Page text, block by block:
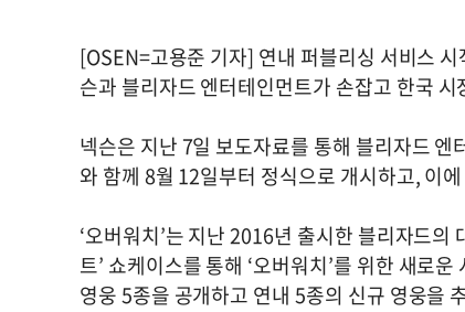
[OSEN=고용준 기자] 연내 퍼블리싱 서비스
슨과 블리자드 엔터테인먼트가 손잡고 한국
넥슨은 지난 7일 보도자료를 통해 블리자드 엔
와 함께 8월 12일부터 정식으로 개시하고, 이
‘오버워치’는 지난 2016년 출시한 블리자드
트’ 쇼케이스를 통해 ‘오버워치’를 위한 새로
영웅 5종을 공개하고 연내 5종의 신규 영웅을